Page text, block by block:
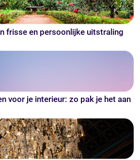
frisse en persoonlijke uitstraling
voor je interieur: zo pak je het aan